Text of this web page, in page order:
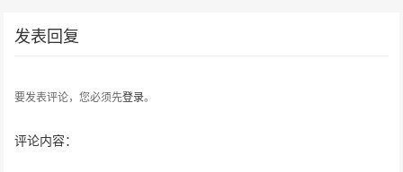
发表回复
要发表评论，您必须先登录。
评论内容：